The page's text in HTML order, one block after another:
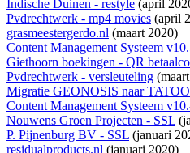
Indische Duinen - restyle (april
Pvdrechtwerk - mp4 movies (april
grasmeestergerdo.nl (maart 2020)
Content Management Systeem
Giethoorn boekingen - QR
Pvdrechtwerk - versleuteling
Migratie GEONOSIS naar
Content Management Systeem
Nouwens Groen Projecten - SSL
P. Pijnenburg BV - SSL (januari
residualproducts.nl (januari 2020)